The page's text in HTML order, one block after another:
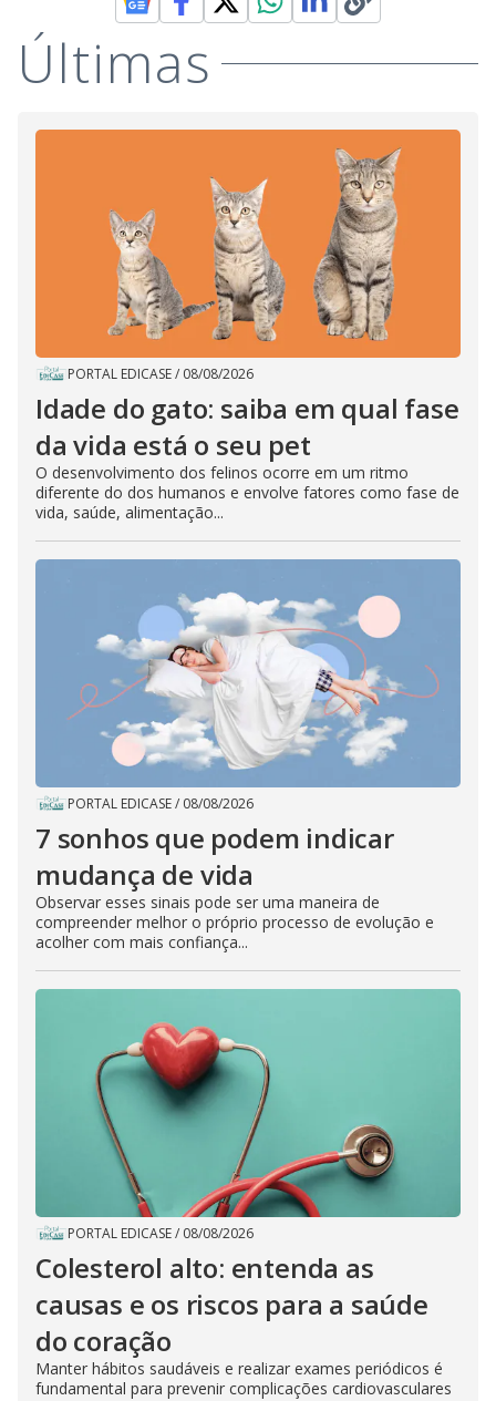
Últimas
PORTAL EDICASE/ 08/08/2026
Idade do gato: saiba em qual fase
da vida está o seu pet
O desenvolvimento dos felinos ocorre em um ritmo
diferente do dos humanos e envolve fatores como fase de
vida, saúde, alimentação...
PORTAL EDICASE/ 08/08/2026
7 sonhos que podem indicar
mudança de vida
Observar esses sinais pode ser uma maneira de
compreender melhor o próprio processo de evolução e
acolher com mais confiança...
PORTAL EDICASE/ 08/08/2026
Colesterol alto: entenda as
causas e os riscos para a saúde
do coração
Manter hábitos saudáveis e realizar exames periódicos é
fundamental para prevenir complicações cardiovasculares